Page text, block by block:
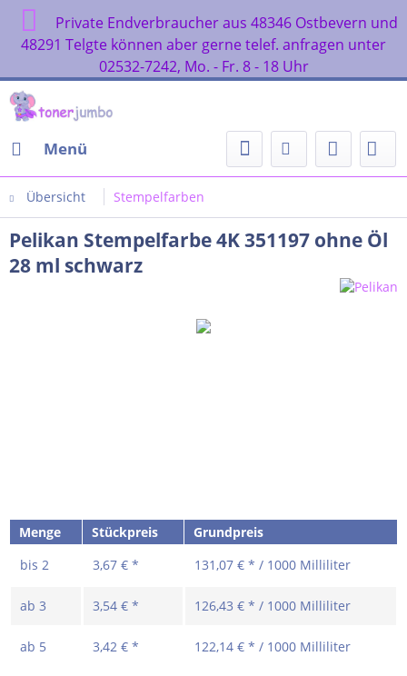
Private Endverbraucher aus 48346 Ostbevern und
48291 Telgte können aber gerne telef. anfragen unter
02532-7242, Mo. - Fr. 8 - 18 Uhr
Menü
Übersicht Stempelfarben
Pelikan Stempelfarbe 4K 351197 ohne Öl
28 ml schwarz
Menge Stückpreis
Grundpreis
bis 2 3,67 € * 131,07 € * / 1000 Milliliter
ab 3 3,54 € * 126,43 € * / 1000 Milliliter
ab 5 3,42 € * 122,14 € * / 1000 Milliliter